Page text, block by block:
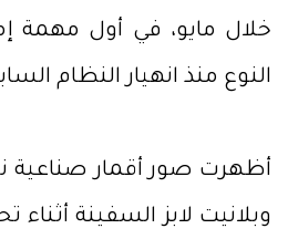
خلال مايو، في أول مهمة
النوع منذ انهيار النظام
أظهرت صور أقمار صناعية
وبلانيت لابز السفينة